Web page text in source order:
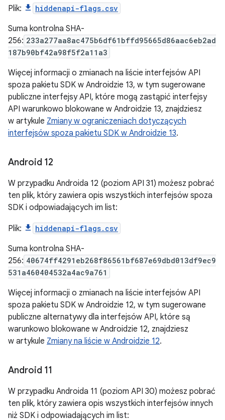
Plik: hiddenapi-flags.csv
Suma kontrolna SHA-
256: 233a277aa8ac475b6df61bffd95665d86aac6eb2ad
187b90bf42a98f5f2a11a3
Więcej informacji o zmianach na liście interfejsów API
spoza pakietu SDK w Androidzie 13, w tym sugerowane
publiczne interfejsy API, które mogą zastąpić interfejsy
API warunkowo blokowane w Androidzie 13, znajdziesz
w artykule Zmiany w ograniczeniach dotyczących
interfejsów spoza pakietu SDK w Androidzie 13.
Android 12
W przypadku Androida 12 (poziom API 31) możesz pobrać
ten plik, który zawiera opis wszystkich interfejsów spoza
SDK i odpowiadających im list:
Plik: hiddenapi-flags.csv
Suma kontrolna SHA-
256: 40674ff4291eb268f86561bf687e69dbd013df9ec9
531a460404532a4ac9a761
Więcej informacji o zmianach na liście interfejsów API
spoza pakietu SDK w Androidzie 12, w tym sugerowane
publiczne alternatywy dla interfejsów API, które są
warunkowo blokowane w Androidzie 12, znajdziesz
w artykule Zmiany na liście w Androidzie 12.
Android 11
W przypadku Androida 11 (poziom API 30) możesz pobrać
ten plik, który zawiera opis wszystkich interfejsów innych
niż SDK i odpowiadających im list: